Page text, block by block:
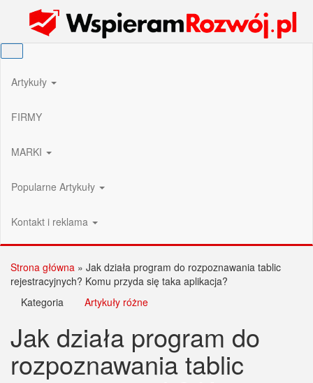
Wspieram Rozwój PL
Artykuły
FIRMY
MARKI
Popularne Artykuły
Kontakt i reklama
Strona główna » Jak działa program do rozpoznawania tablic
rejestracyjnych? Komu przyda się taka aplikacja?
Kategoria
Artykuły różne
Jak działa program do
rozpoznawania tablic